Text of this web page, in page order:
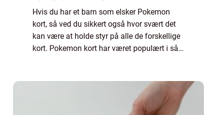
Hvis du har et barn som elsker Pokemon
kort, så ved du sikkert også hvor svært det
kan være at holde styr på alle de forskellige
kort. Pokemon kort har været populært i så